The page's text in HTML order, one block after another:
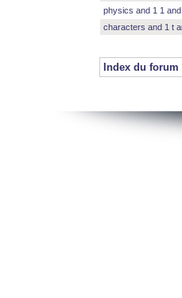
physics and 1 1
characters and 1 t
Index du forum